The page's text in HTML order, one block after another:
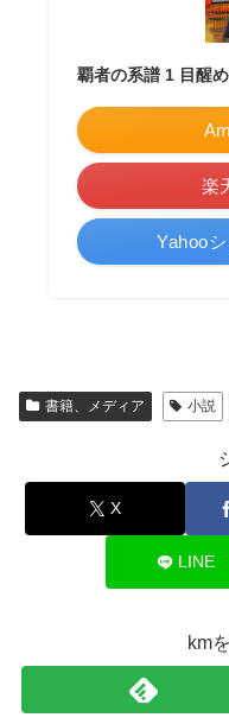
覇者の系譜 1 目醒
楽
Yahoo
書籍、メディア 小説
X
LINE
km